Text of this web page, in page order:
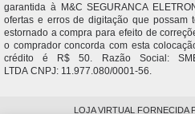
garantida à M&C SEGURANCA
ofertas e erros de digitação que possam
estornado a compra para efeito de
o comprador concorda com esta
crédito é R$ 50. Razão Social: SME
LTDA CNPJ: 11.977.080/0001-56.
LOJA VIRTUAL FORNECIDA